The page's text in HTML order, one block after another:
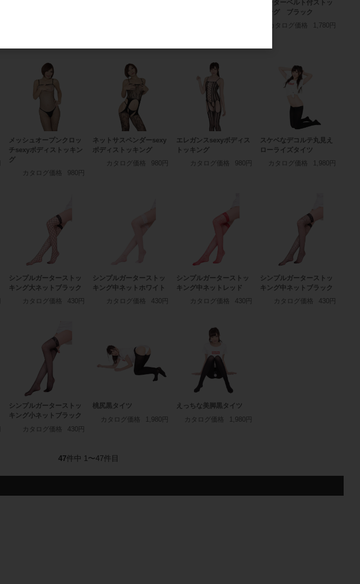
ガーターベルト付ストッ
キング ブラック
カタログ価格
1,780円
メッシュオープンクロッ
チsexyボディストッキン
グ
カタログ価格
980円
ネットサスペンダーsexy
ボディストッキング
カタログ価格
980円
エレガンスsexyボディス
トッキング
カタログ価格
980円
スケベなデコルテ丸見え
ローライズタイツ
カタログ価格
1,980円
シンプルガーターストッ
キング大ネットブラック
カタログ価格
430円
シンプルガーターストッ
キング中ネットホワイト
カタログ価格
430円
シンプルガーターストッ
キング中ネットレッド
カタログ価格
430円
シンプルガーターストッ
キング中ネットブラック
カタログ価格
430円
シンプルガーターストッ
キング小ネットブラック
カタログ価格
430円
桃尻黒タイツ
カタログ価格
1,980円
えっちな美脚黒タイツ
カタログ価格
1,980円
47件中 1〜47件目